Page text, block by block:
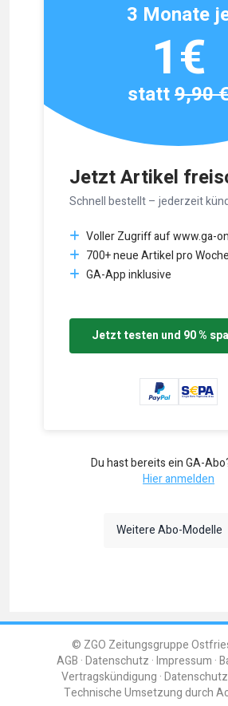
Jetzt Artikel
Schnell bestellt – jederzeit
Voller Zugriff auf www.ga-
700+ neue Artikel pro Woche
GA-App inklusive
Jetzt testen und 90 %
3 Monate
1€
statt9,90
Du hast bereits ein GA-
Hier anmelden
Weitere Abo-Modelle
© ZGO Zeitungsgruppe
AGB Datenschutz Impressum
Vertragskündigung
Technische Umsetzung durch